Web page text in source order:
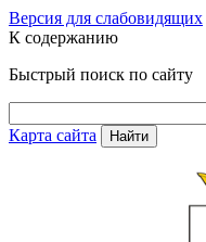
Версия для слабовидящих
К содержанию
Быстрый поиск по сайту
Карта сайта Найти